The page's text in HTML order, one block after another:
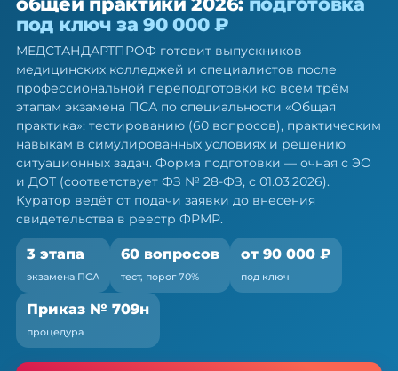
общей практики — подготовка
под ключ
Готовим ко всем трём этапам экзамена ПСА: тест,
симуляция, ситуационные задачи
под ключ за 90 000 ₽
МЕДСТАНДАРТПРОФ готовит выпускников
медицинских колледжей и специалистов после
профессиональной переподготовки ко всем трём
этапам экзамена ПСА по специальности «Общая
практика»: тестированию (60 вопросов), практическим
навыкам в симулированных условиях и решению
ситуационных задач. Форма подготовки — очная с ЭО
и ДОТ (соответствует ФЗ № 28-ФЗ, с 01.03.2026).
Куратор ведёт от подачи заявки до внесения
свидетельства в реестр ФРМР.
3 этапа
экзамена ПСА
60 вопросов
тест, порог 70%
от 90 000 ₽
под ключ
Приказ № 709н
процедура